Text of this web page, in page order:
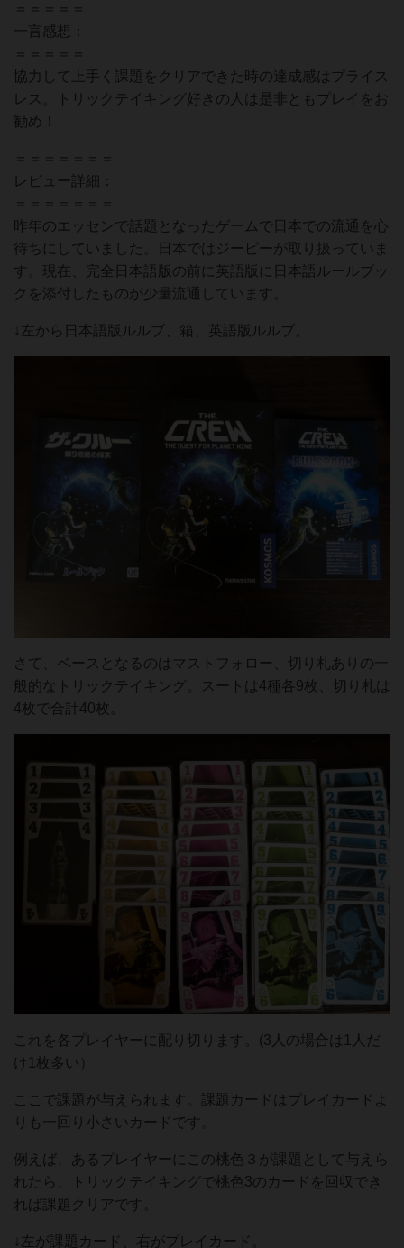
一言感想：
協力して上手く課題をクリアできた時の達成感はプライス
レス。トリックテイキング好きの人は是非ともプレイをお
勧め！
レビュー詳細：
昨年のエッセンで話題となったゲームで日本での流通を心
待ちにしていました。日本ではジーピーが取り扱っていま
す。現在、完全日本語版の前に英語版に日本語ルールブッ
クを添付したものが少量流通しています。
↓左から日本語版ルルブ、箱、英語版ルルブ。
さて、ベースとなるのはマストフォロー、切り札ありの一
般的なトリックテイキング。スートは4種各9枚、切り札は
4枚で合計40枚。
これを各プレイヤーに配り切ります。(3人の場合は1人だ
け1枚多い）
ここで課題が与えられます。課題カードはプレイカードよ
りも一回り小さいカードです。
例えば、あるプレイヤーにこの桃色３が課題として与えら
れたら、トリックテイキングで桃色3のカードを回収でき
れば課題クリアです。
↓左が課題カード、右がプレイカード。